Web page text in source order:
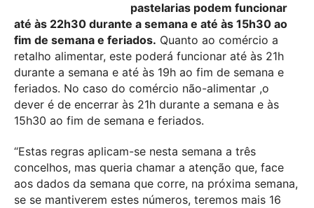
pastelarias podem funcionar
até às 22h30 durante a semana e até às 15h30 ao
fim de semana e feriados. Quanto ao comércio a
retalho alimentar, este poderá funcionar até às 21h
durante a semana e até às 19h ao fim de semana e
feriados. No caso do comércio não-alimentar ,o
dever é de encerrar às 21h durante a semana e às
15h30 ao fim de semana e feriados.
“Estas regras aplicam-se nesta semana a três
concelhos, mas queria chamar a atenção que, face
aos dados da semana que corre, na próxima semana,
se se mantiverem estes números, teremos mais 16